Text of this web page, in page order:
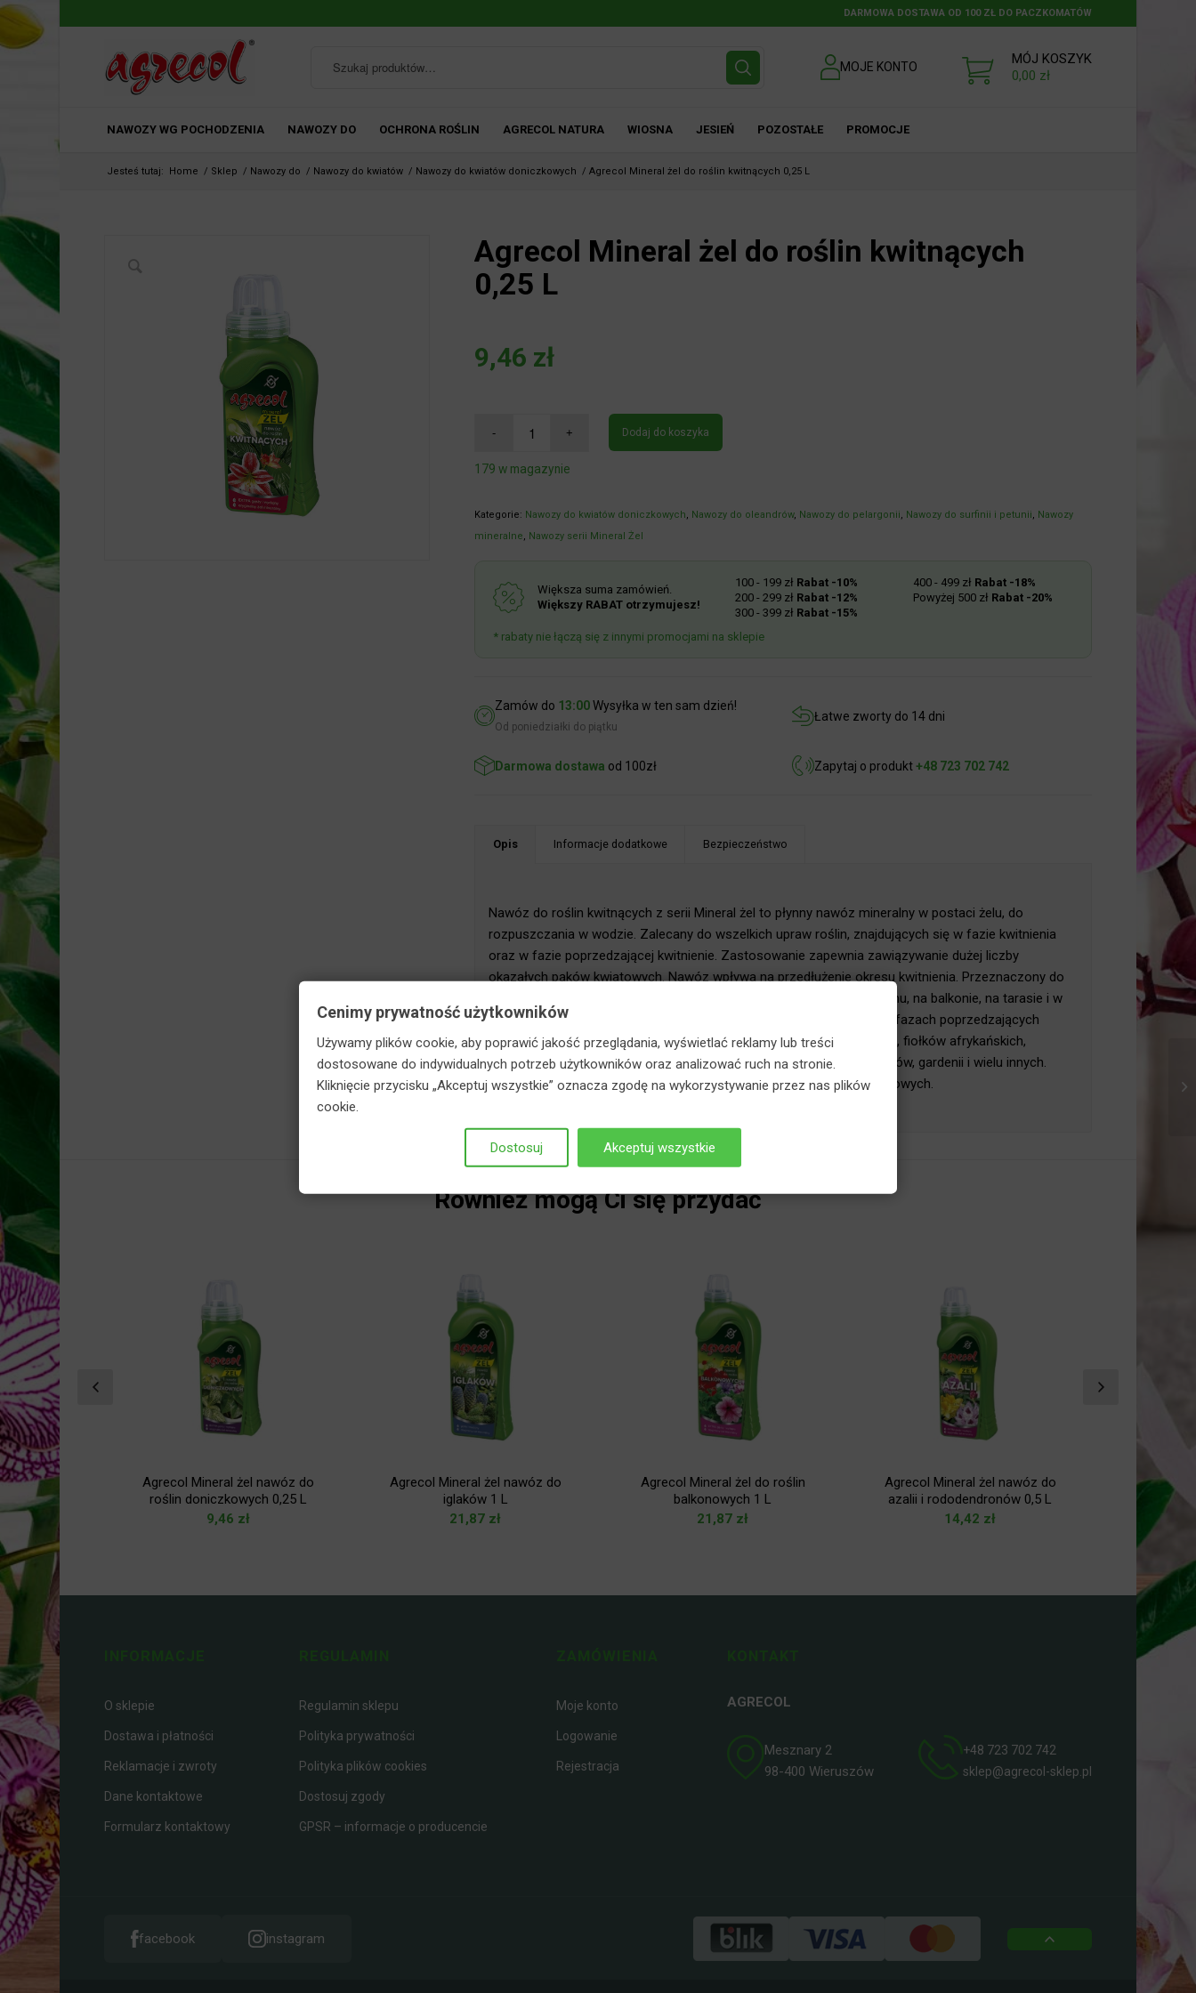
DARMOWA DOSTAWA OD 100 ZŁ DO PACZKOMATÓW
MOJE KONTO
MÓJ KOSZYK
0,00 zł
NAWOZY WG POCHODZENIA NAWOZY DO OCHRONA ROŚLIN AGRECOL NATURA WIOSNA JESIEŃ POZOSTAŁE PROMOCJE
Jesteś tutaj: Home / Sklep / Nawozy do / Nawozy do kwiatów / Nawozy do kwiatów doniczkowych / Agrecol Mineral żel do roślin kwitnących 0,25 L
Agrecol Mineral żel do roślin kwitnących
0,25 L
9,46 zł
Dodaj do koszyka
179 w magazynie
Kategorie:Nawozy do kwiatów doniczkowych,Nawozy do oleandrów,Nawozy do pelargonii,Nawozy do surfinii i petunii,Nawozy
mineralne,Nawozy serii Mineral Żel
Większa suma zamówień.
Większy RABAT otrzymujesz!
100 - 199 złRabat -10%
200 - 299 złRabat -12%
300 - 399 złRabat -15%
400 - 499 złRabat -18%
Powyżej 500 złRabat -20%
* rabaty nie łączą się z innymi promocjami na sklepie
Zamów do13:00Wysyłka w ten sam dzień!
Od poniedziałki do piątku
Łatwe zworty do 14 dni
Darmowa dostawaod 100zł Zapytaj o produkt+48 723 702 742
Opis Informacje dodatkowe Bezpieczeństwo
Nawóz do roślin kwitnących z serii Mineral żel to płynny nawóz mineralny w postaci żelu, do
rozpuszczania w wodzie. Zalecany do wszelkich upraw roślin, znajdujących się w fazie kwitnienia
oraz w fazie poprzedzającej kwitnienie. Zastosowanie zapewnia zawiązywanie dużej liczby
okazałych pąków kwiatowych. Nawóz wpływa na przedłużenie okresu kwitnienia. Przeznaczony do
nawożenia wszelkich roślin ozdobnych z kwiatów, uprawianych w domu, na balkonie, na tarasie i w
ogrodzie. Zalecany do stosowania zarówno w fazie kwitnienia jak i w fazach poprzedzających
kwitnienie. Nawóz można stosować w uprawach roślin, np.: kalanchoe, fiołków afrykańskich,
amarylisów, anturium, cyklamenów perskich, skrzydłokwiatów, grudników, gardenii i wielu innych.
Nawóz może być z powodzeniem stosowany również u roślin balkonowych.
Również mogą Ci się przydać
nawóz do
0,25 L
Agrecol Mineral żel nawóz do
roślin doniczkowych 0,25 L
9,46 zł
Agrecol Mineral żel nawóz do
iglaków 1 L
21,87 zł
Agrecol Mineral żel do roślin
balkonowych 1 L
21,87 zł
Agrecol Mineral żel nawóz do
azalii i rododendronów 0,5 L
14,42 zł
Agrecol
O sklepie
Dostawa i płatności
Reklamacje i zwroty
Dane kontaktowe
Formularz kontaktowy
Regulamin sklepu
Polityka prywatności
Polityka plików cookies
Dostosuj zgody
GPSR – informacje o producencie
Moje konto
Logowanie
Rejestracja
AGRECOL
Mesznary 2
98-400 Wieruszów
+48 723 702 742
sklep@agrecol-sklep.pl
facebook instagram
Cenimy prywatność użytkowników
Używamy plików cookie, aby poprawić jakość przeglądania, wyświetlać reklamy lub treści
dostosowane do indywidualnych potrzeb użytkowników oraz analizować ruch na stronie.
Kliknięcie przycisku „Akceptuj wszystkie” oznacza zgodę na wykorzystywanie przez nas plików
cookie.
Dostosuj Akceptuj wszystkie